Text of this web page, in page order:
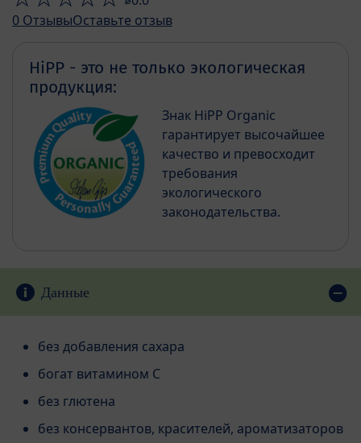
0 ОтзывыОставьте отзыв
HiPP - это не только экологическая
продукция:
Знак HiPP Organic
гарантирует высочайшее
качество и превосходит
требования
экологического
законодательства.
Данные
без добавления сахара
богат витамином С
без глютена
без консервантов, красителей, ароматизаторов